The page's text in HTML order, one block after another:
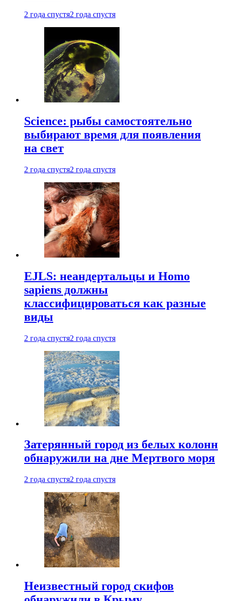
2 года спустя2 года спустя
Science: рыбы самостоятельно
выбирают время для появления
на свет
2 года спустя2 года спустя
EJLS: неандертальцы и Homo
sapiens должны
классифицироваться как разные
виды
2 года спустя2 года спустя
Затерянный город из белых колонн
обнаружили на дне Мертвого моря
2 года спустя2 года спустя
Неизвестный город скифов